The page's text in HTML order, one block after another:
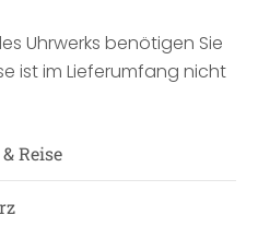
Uhrwerks benötigen Sie
ist im Lieferumfang nicht
Reise